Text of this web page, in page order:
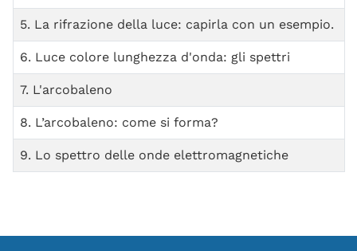
5. La rifrazione della luce: capirla con un esempio.
6. Luce colore lunghezza d'onda: gli spettri
7. L'arcobaleno
8. L’arcobaleno: come si forma?
9. Lo spettro delle onde elettromagnetiche